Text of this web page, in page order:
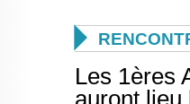

Les 1ères
auront